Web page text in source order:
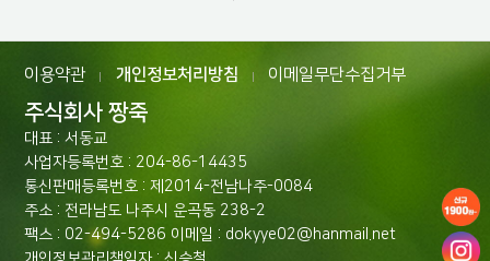
이용약관 개인정보처리방침 이메일무단수집거부
주식회사 짱죽
대표 : 서동교
사업자등록번호 : 204-86-14435
통신판매등록번호 : 제2014-전남나주-0084
주소 : 전라남도 나주시 운곡동 238-2
팩스 : 02-494-5286 이메일 : dokyye02@hanmail.net